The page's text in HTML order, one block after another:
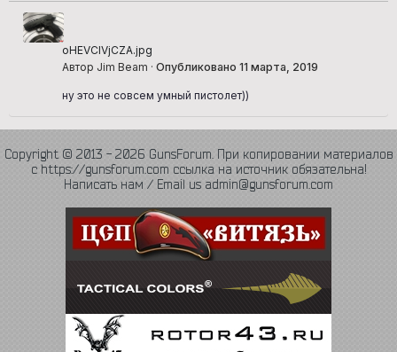
oHEVCIVjCZA.jpg
Автор Jim Beam · Опубликовано 11 марта, 2019
ну это не совсем умный пистолет))
Copyright © 2013 - 2026 GunsForum. При копировании материалов
с https://gunsforum.com ссылка на источник обязательна!
Написать нам / Email us admin@gunsforum.com